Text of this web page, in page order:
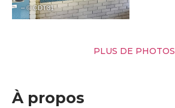
– © CDT31
PLUS DE PHOTOS
À propos